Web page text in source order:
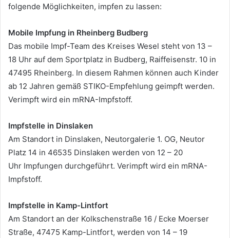
folgende Möglichkeiten, impfen zu lassen:
Mobile Impfung in Rheinberg Budberg
Das mobile Impf-Team des Kreises Wesel steht von 13 –
18 Uhr auf dem Sportplatz in Budberg, Raiffeisenstr. 10 in
47495 Rheinberg. In diesem Rahmen können auch Kinder
ab 12 Jahren gemäß STIKO-Empfehlung geimpft werden.
Verimpft wird ein mRNA-Impfstoff.
Impfstelle in Dinslaken
Am Standort in Dinslaken, Neutorgalerie 1. OG, Neutor
Platz 14 in 46535 Dinslaken werden von 12 – 20
Uhr Impfungen durchgeführt. Verimpft wird ein mRNA-
Impfstoff.
Impfstelle in Kamp-Lintfort
Am Standort an der Kolkschenstraße 16 / Ecke Moerser
Straße, 47475 Kamp-Lintfort, werden von 14 – 19